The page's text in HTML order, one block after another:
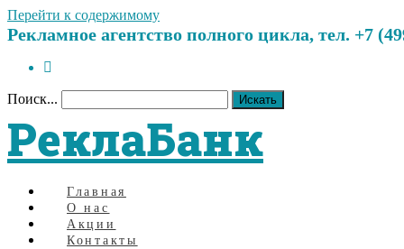
Перейти к содержимому
Рекламное агентство полного цикла, тел. +7
Поиск... Искать
РеклаБанк
Главная
О нас
Акции
Контакты